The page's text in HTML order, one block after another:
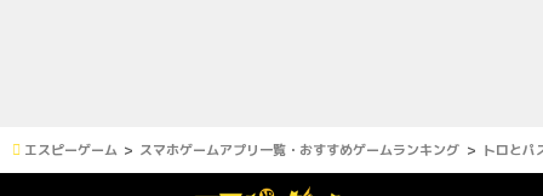
エスピーゲーム スマホゲームアプリ一覧・おすすめゲームランキング トロと